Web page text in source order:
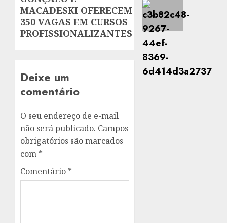
MACADESKI OFERECEM
350 VAGAS EM CURSOS
PROFISSIONALIZANTES
Deixe um
comentário
O seu endereço de e-mail
não será publicado. Campos
obrigatórios são marcados
com *
Comentário *